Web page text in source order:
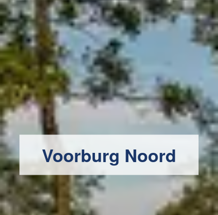
Voorburg Noord